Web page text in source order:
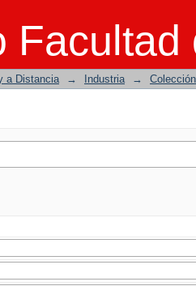
a Distancia → Industria →